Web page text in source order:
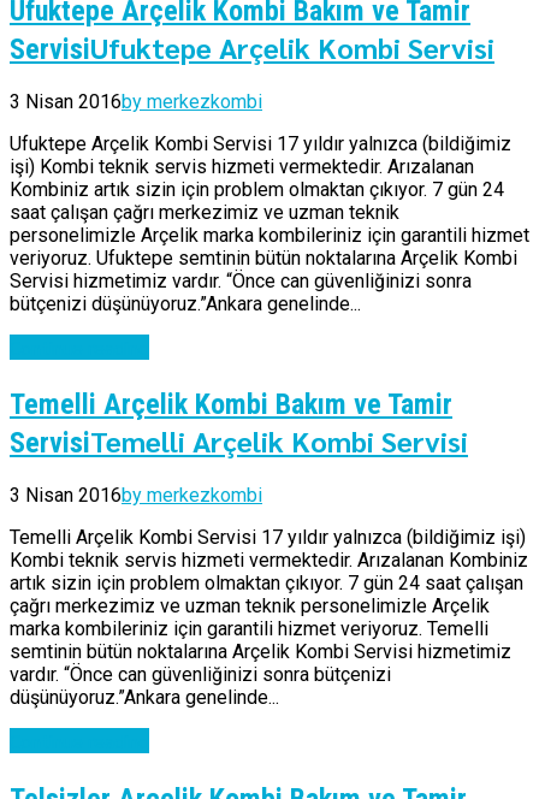
Ufuktepe Arçelik Kombi Bakım ve Tamir
ServisiUfuktepe Arçelik Kombi Servisi
3 Nisan 2016by merkezkombi
Ufuktepe Arçelik Kombi Servisi 17 yıldır yalnızca (bildiğimiz
işi) Kombi teknik servis hizmeti vermektedir. Arızalanan
Kombiniz artık sizin için problem olmaktan çıkıyor. 7 gün 24
saat çalışan çağrı merkezimiz ve uzman teknik
personelimizle Arçelik marka kombileriniz için garantili hizmet
veriyoruz. Ufuktepe semtinin bütün noktalarına Arçelik Kombi
Servisi hizmetimiz vardır. “Önce can güvenliğinizi sonra
bütçenizi düşünüyoruz.”Ankara genelinde...
Temelli Arçelik Kombi Bakım ve Tamir
ServisiTemelli Arçelik Kombi Servisi
3 Nisan 2016by merkezkombi
Temelli Arçelik Kombi Servisi 17 yıldır yalnızca (bildiğimiz işi)
Kombi teknik servis hizmeti vermektedir. Arızalanan Kombiniz
artık sizin için problem olmaktan çıkıyor. 7 gün 24 saat çalışan
çağrı merkezimiz ve uzman teknik personelimizle Arçelik
marka kombileriniz için garantili hizmet veriyoruz. Temelli
semtinin bütün noktalarına Arçelik Kombi Servisi hizmetimiz
vardır. “Önce can güvenliğinizi sonra bütçenizi
düşünüyoruz.”Ankara genelinde...